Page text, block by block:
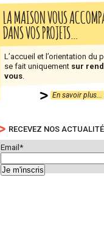
LA MAISON VOUS
DANS VOS PROJETS…
L’accueil et l’orientation du
se fait uniquement sur
vous
En savoir plus...
RECEVEZ NOS
Email*